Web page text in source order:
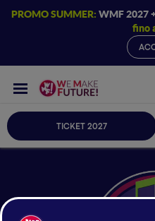
PROMO SUMMER: WMF 2027
fino
TICKET 2027